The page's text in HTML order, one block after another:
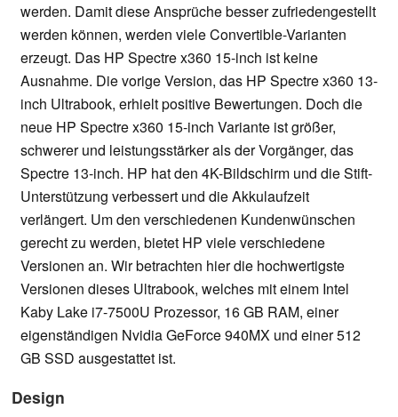
werden. Damit diese Ansprüche besser zufriedengestellt
werden können, werden viele Convertible-Varianten
erzeugt. Das HP Spectre x360 15-inch ist keine
Ausnahme. Die vorige Version, das HP Spectre x360 13-
inch Ultrabook, erhielt positive Bewertungen. Doch die
neue HP Spectre x360 15-inch Variante ist größer,
schwerer und leistungsstärker als der Vorgänger, das
Spectre 13-inch. HP hat den 4K-Bildschirm und die Stift-
Unterstützung verbessert und die Akkulaufzeit
verlängert. Um den verschiedenen Kundenwünschen
gerecht zu werden, bietet HP viele verschiedene
Versionen an. Wir betrachten hier die hochwertigste
Versionen dieses Ultrabook, welches mit einem Intel
Kaby Lake i7-7500U Prozessor, 16 GB RAM, einer
eigenständigen Nvidia GeForce 940MX und einer 512
GB SSD ausgestattet ist.
Design